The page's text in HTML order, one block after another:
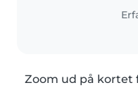
Jeg
Zoom ud på kortet